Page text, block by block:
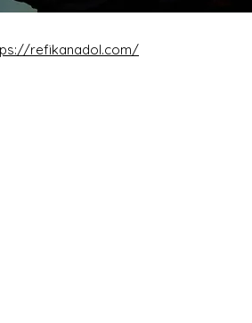
refikanadol.com/